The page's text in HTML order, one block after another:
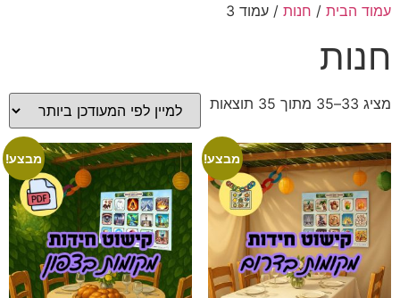
עמוד הבית/ חנות/ עמוד 3
חנות
מציג 33–35 מתוך 35 תוצאות
מבצע! מבצע!